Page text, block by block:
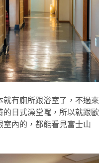
有廁所跟浴室了，不過來
的日式澡堂囉，所以就跟歐
內的，都能看見富士山